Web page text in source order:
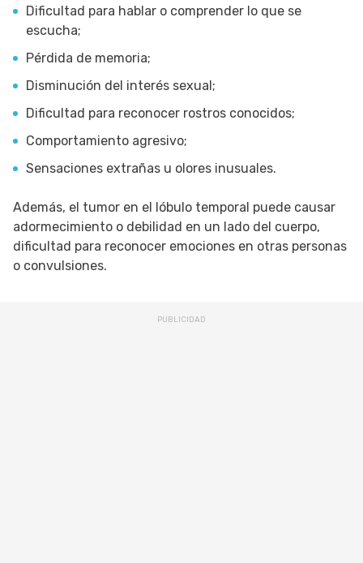
Dificultad para hablar o comprender lo que se
escucha;
Pérdida de memoria;
Disminución del interés sexual;
Dificultad para reconocer rostros conocidos;
Comportamiento agresivo;
Sensaciones extrañas u olores inusuales.
Además, el tumor en el lóbulo temporal puede causar
adormecimiento o debilidad en un lado del cuerpo,
dificultad para reconocer emociones en otras personas
o convulsiones.